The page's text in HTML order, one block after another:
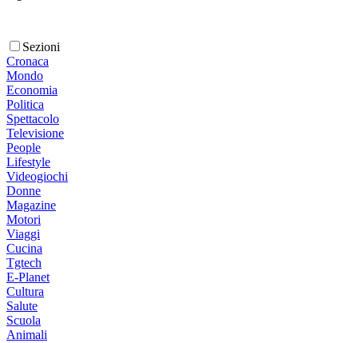
Sezioni
Cronaca
Mondo
Economia
Politica
Spettacolo
Televisione
People
Lifestyle
Videogiochi
Donne
Magazine
Motori
Viaggi
Cucina
Tgtech
E-Planet
Cultura
Salute
Scuola
Animali